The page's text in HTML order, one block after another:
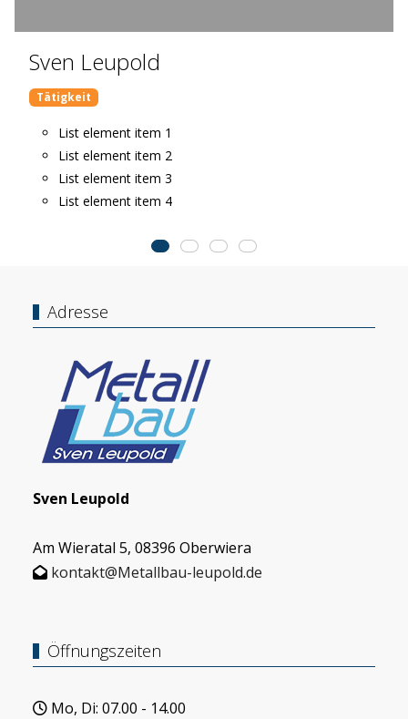
Sven Leupold
Tätigkeit
List element item 1
List element item 2
List element item 3
List element item 4
Adresse
Sven Leupold
Am Wieratal 5, 08396 Oberwiera
kontakt@Metallbau-leupold.de
Öffnungszeiten
Mo, Di: 07.00 - 14.00